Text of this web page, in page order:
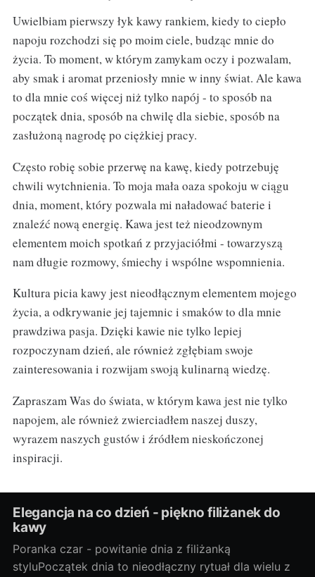
Uwielbiam pierwszy łyk kawy rankiem, kiedy to ciepło
napoju rozchodzi się po moim ciele, budząc mnie do
życia. To moment, w którym zamykam oczy i pozwalam,
aby smak i aromat przeniosły mnie w inny świat. Ale kawa
to dla mnie coś więcej niż tylko napój - to sposób na
początek dnia, sposób na chwilę dla siebie, sposób na
zasłużoną nagrodę po ciężkiej pracy.
Często robię sobie przerwę na kawę, kiedy potrzebuję
chwili wytchnienia. To moja mała oaza spokoju w ciągu
dnia, moment, który pozwala mi naładować baterie i
znaleźć nową energię. Kawa jest też nieodzownym
elementem moich spotkań z przyjaciółmi - towarzyszą
nam długie rozmowy, śmiechy i wspólne wspomnienia.
Kultura picia kawy jest nieodłącznym elementem mojego
życia, a odkrywanie jej tajemnic i smaków to dla mnie
prawdziwa pasja. Dzięki kawie nie tylko lepiej
rozpoczynam dzień, ale również zgłębiam swoje
zainteresowania i rozwijam swoją kulinarną wiedzę.
Zapraszam Was do świata, w którym kawa jest nie tylko
napojem, ale również zwierciadłem naszej duszy,
wyrazem naszych gustów i źródłem nieskończonej
inspiracji.
Elegancja na co dzień - piękno filiżanek do
kawy
Poranka czar - powitanie dnia z filiżanką
styluPoczątek dnia to nieodłączny rytuał dla wielu z